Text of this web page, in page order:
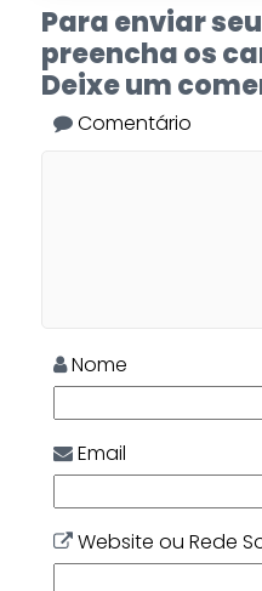
Para enviar
preencha os
Deixe um
Comentário
Nome
Email
Website ou Rede